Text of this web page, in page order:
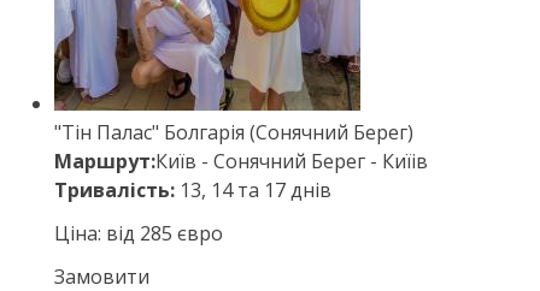
"Тін Палас" Болгарія (Сонячний Берег)
Маршрут:Київ - Сонячний Берег - Киїів
Тривалість: 13, 14 та 17 днів
Ціна: від 285 євро
Замовити